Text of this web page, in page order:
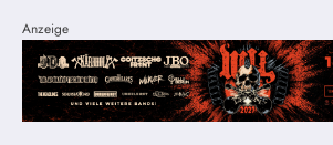
Anzeige